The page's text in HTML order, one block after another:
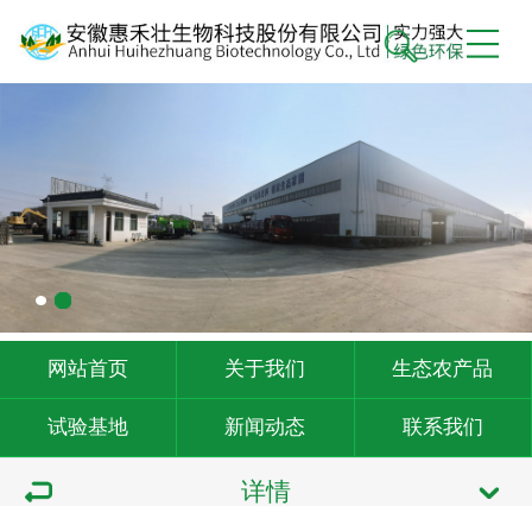
网站首页 关于我们 生态农产品
试验基地 新闻动态 联系我们
详情